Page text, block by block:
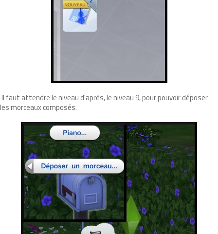
Il faut attendre le niveau d'après, le niveau 9, pour pouvoir déposer
les morceaux composés.